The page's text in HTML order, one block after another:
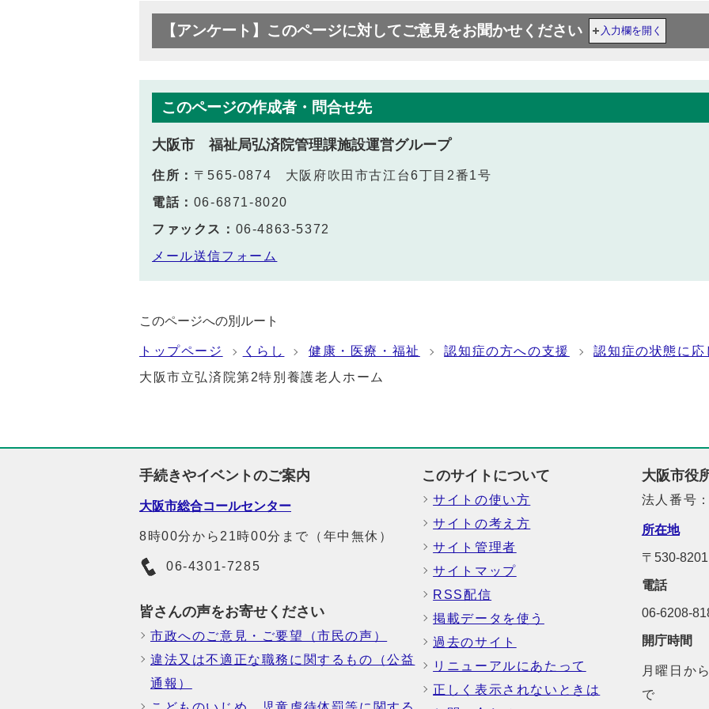
【アンケート】このページに対してご意見をお聞かせください 入力欄を開く
このページの作成者・問合せ先
大阪市 福祉局弘済院管理課施設運営グループ
住所： 〒565-0874 大阪府吹田市古江台6丁目2番1号
電話： 06-6871-8020
ファックス： 06-4863-5372
メール送信フォーム
このページへの別ルート
トップページ くらし 健康・医療・福祉 認知症の方への支援
認知症の状態に応
大阪市立弘済院第2特別養護老人ホーム
手続きやイベントのご案内
大阪市総合コールセンター
8時00分から21時00分まで（年中無休）
06-4301-7285
皆さんの声をお寄せください
市政へのご意見・ご要望（市民の声）
違法又は不適正な職務に関するもの（公益
通報）
このサイトについて
サイトの使い方
サイトの考え方
サイト管理者
サイトマップ
RSS配信
掲載データを使う
過去のサイト
リニューアルにあたって
正しく表示されないときは
大阪市役
法人番号
所在地
〒530-
電話
06-6208-
開庁時間
月曜日か
で